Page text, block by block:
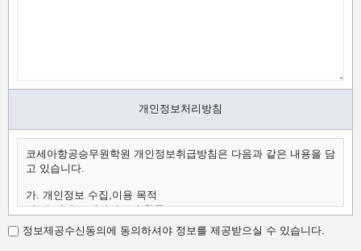
개인정보처리방침
코세아항공승무원학원 개인정보취급방침은 다음과 같은 내용을 담
고 있습니다.
가. 개인정보 수집,이용 목적
나. 수집하는 개인정보의 항목
다. 개인정보의 보유 및 이용 기간
가.개인정보 수집,이용 목적
정보제공수신동의에 동의하셔야 정보를 제공받으실 수 있습니다.